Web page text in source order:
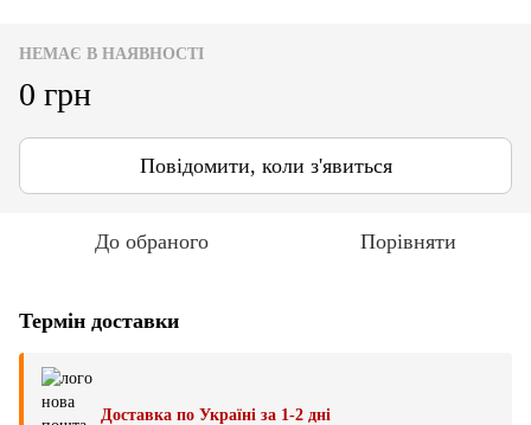
НЕМАЄ В НАЯВНОСТІ
0 грн
Повідомити, коли з'явиться
До обраного Порівняти
Термін доставки
Доставка по Україні за 1-2 дні